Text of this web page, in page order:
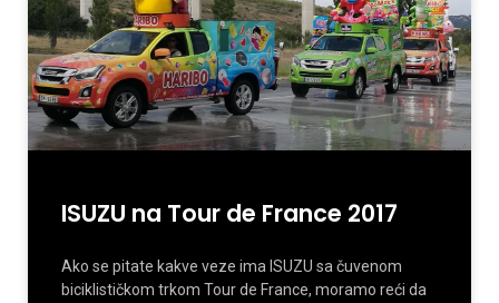
ISUZU na Tour de France 2017
Ako se pitate kakve veze ima ISUZU sa čuvenom
biciklističkom trkom Tour de France, moramo reći da